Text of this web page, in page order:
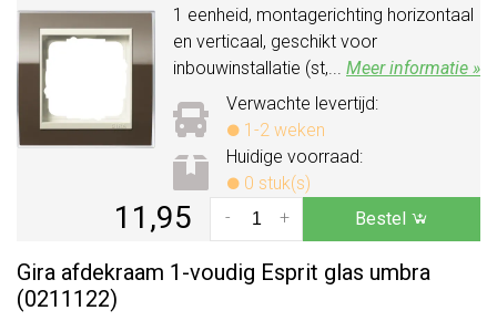
1 eenheid, montagerichting horizontaal
en verticaal, geschikt voor
inbouwinstallatie (st,... Meer informatie »
Verwachte levertijd:
1-2 weken
Huidige voorraad:
0 stuk(s)
11,95 +
- Bestel
Gira afdekraam 1-voudig Esprit glas umbra
(0211122)